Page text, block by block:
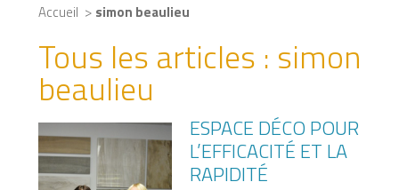
Accueil > simon beaulieu
Tous les articles : simon
beaulieu
ESPACE DÉCO POUR
L’EFFICACITÉ ET LA
RAPIDITÉ